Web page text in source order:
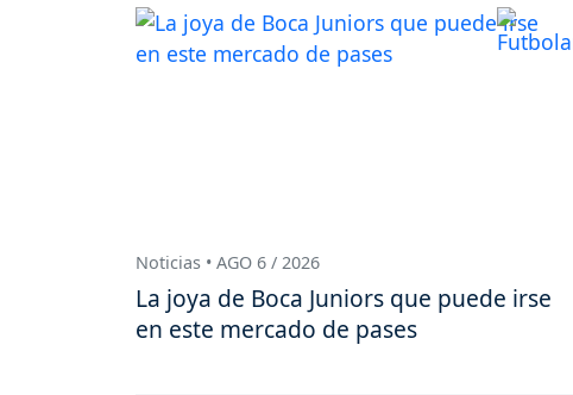
Noticias • AGO 6 / 2026
La joya de Boca Juniors que puede irse
en este mercado de pases